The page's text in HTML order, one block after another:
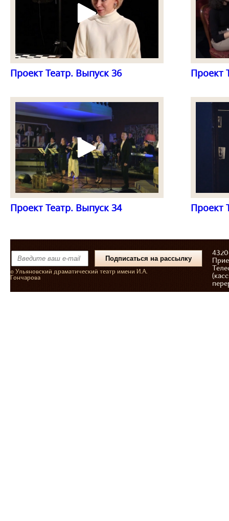
Проект Театр. Выпуск 36 Проект
Проект Театр. Выпуск 34 Проект
© Ульяновский драматический театр имени И.А.
Гончарова